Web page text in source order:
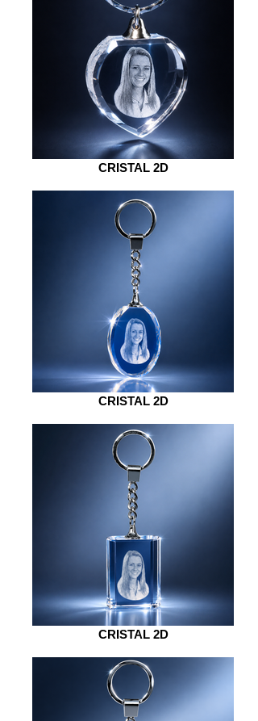
CRISTAL 2D
CRISTAL 2D
CRISTAL 2D